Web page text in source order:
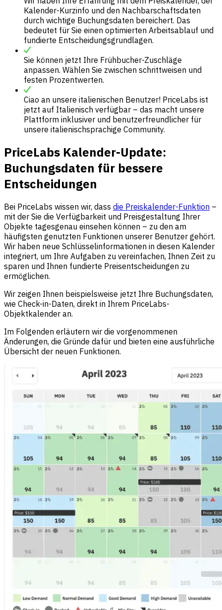
Kalender-Kurzinfo und den Nachbarschaftsdaten
durch wichtige Buchungsdaten bereichert. Das
bedeutet für Sie einen optimierten Arbeitsablauf und
fundierte Entscheidungsgrundlagen.
Sie können jetzt Ihre Frühbucher-Zuschläge
anpassen. Wählen Sie zwischen schrittweisen und
festen Prozentwerten.
Ciao an unsere italienischen Benutzer! PriceLabs ist
jetzt auf Italienisch verfügbar – das macht unsere
Plattform inklusiver und benutzerfreundlicher für
unsere italienischsprachige Community.
PriceLabs Kalender-Update:
Buchungsdaten für bessere
Entscheidungen
Bei PriceLabs wissen wir, dass die Preiskalender-Funktion –
mit der Sie die Verfügbarkeit und Preisgestaltung Ihrer
Objekte tagesgenau einsehen können – zu den am
häufigsten genutzten Funktionen unserer Benutzer gehört.
Wir haben neue Schlüsselinformationen in diesen Kalender
integriert, um Ihre Aufgaben zu vereinfachen, Ihnen Zeit zu
sparen und Ihnen fundierte Preisentscheidungen zu
ermöglichen.
Wir zeigen Ihnen beispielsweise jetzt Ihre Buchungsdaten,
wie Check-in-Daten, direkt in Ihrem PriceLabs-
Objektkalender an.
Im Folgenden erläutern wir die vorgenommenen
Änderungen, die Gründe dafür und bieten eine ausführliche
Übersicht der neuen Funktionen.